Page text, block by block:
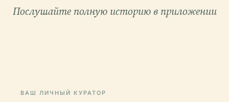
Послушайте полную историю в приложении
ВАШ ЛИЧНЫЙ КУРАТОР